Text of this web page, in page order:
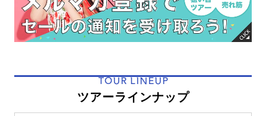
TOUR LINEUP
ツアーラインナップ